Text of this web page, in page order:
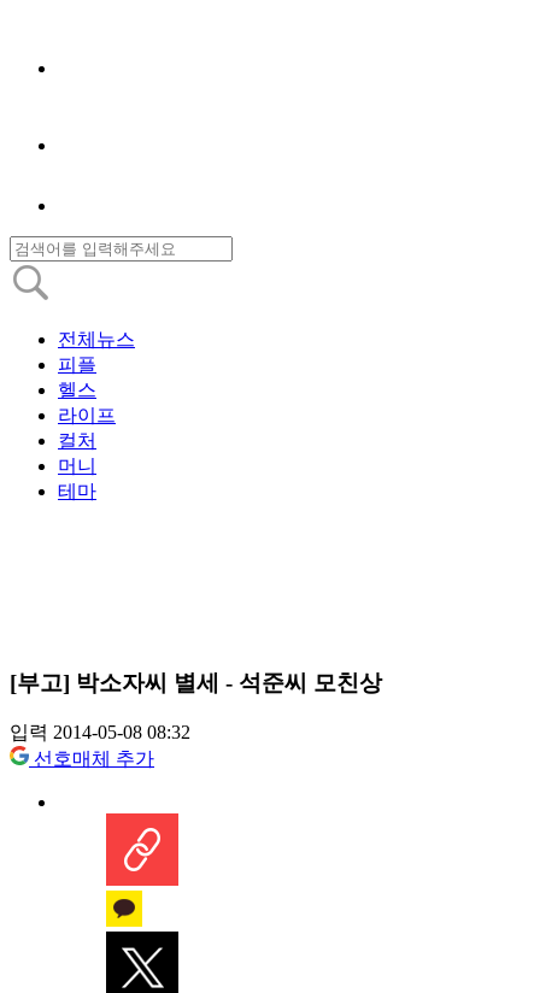
전체뉴스
피플
헬스
라이프
컬처
머니
테마
[부고] 박소자씨 별세 - 석준씨 모친상
입력 2014-05-08 08:32
선호매체 추가